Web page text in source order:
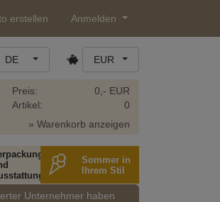
erstellen Anmelden
DE EUR
Preis:
Artikel:
0,- EUR
0
» Warenkorb anzeigen
Sommer in
Ihrem Stil
Unternehmer haben